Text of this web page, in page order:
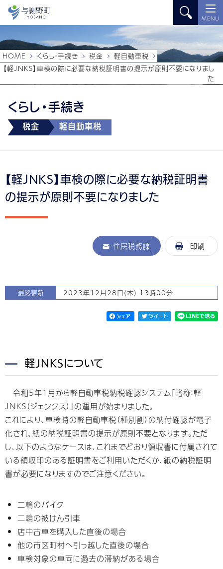
MENU
くらし・手続き
税金 軽自動車税
HOME くらし・手続き 税金
軽自動車税
【軽JNKS】車検の際に必要な納税証明書の提示が原則不要になりまし
た
【軽JNKS】車検の際に必要な納税証明書
の提示が原則不要になりました
住民税務課 印刷
最終更新 2023年12月28日(木) 13時00分
軽JNKSについて
令和5年1月から軽自動車税納税確認システム「略称：軽
JNKS（ジェンクス）」の運用が始まりました。
これにより、車検時の軽自動車税（種別割）の納付確認が電子
化され、紙の納税証明書の提示が原則不要となります。ただ
し、以下のようなケースは、これまでどおり領収書に付属されて
いる領収印のある証明書をご利用いただくか、紙の納税証明
書が必要になりますのでご注意ください。
二輪のバイク
二輪の被けん引車
店中古車を購入した直後の場合
他の市区町村へ引っ越した直後の場合
車検対象の車両に過去の滞納がある場合